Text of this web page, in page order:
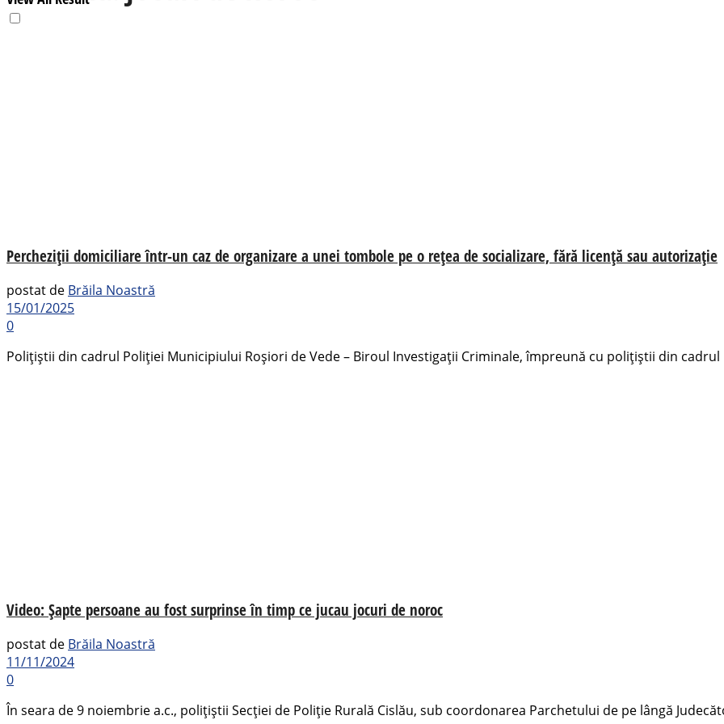
Percheziții domiciliare într-un caz de organizare a unei tombole pe o rețea de socializare, fără licență sau autorizație
postat de Brăila Noastră
15/01/2025
0
Polițiștii din cadrul Poliției Municipiului Roșiori de Vede – Biroul Investigații Criminale, împreună cu polițiștii din cadrul
Video: Șapte persoane au fost surprinse în timp ce jucau jocuri de noroc
postat de Brăila Noastră
11/11/2024
0
În seara de 9 noiembrie a.c., polițiștii Secției de Poliție Rurală Cislău, sub coordonarea Parchetului de pe lângă